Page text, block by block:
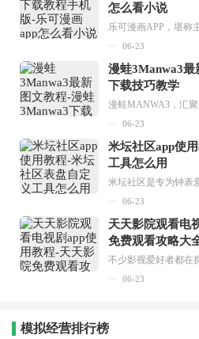
怎么看小说
06-23
漫蛙3Manwa3最
下载技巧教学
06-23
米坛社区app使
工具怎么用
06-23
天天影院观看电
免费观看攻略大
06-23
模拟经营排行榜